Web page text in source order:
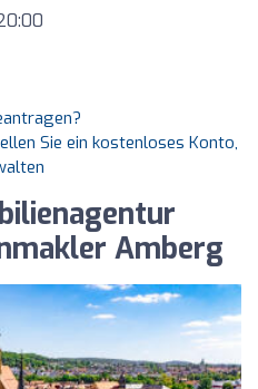
Sie ein kostenloses Konto,
Amberg